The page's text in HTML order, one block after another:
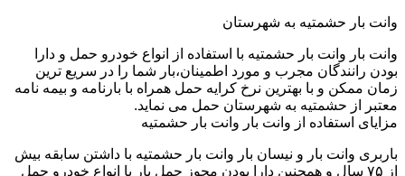
وانت بار حشمتیه به شهرستان
وانت بار وانت بار حشمتیه با استفاده از انواع خودرو حمل و دارا
بودن رانندگان مجرب و مورد اطمینان،بار شما را در سریع ترین
زمان ممکن و با بهترین نرخ کرایه حمل همراه با بارنامه و بیمه نامه
معتبر از حشمتیه به شهرستان حمل می نماید.
مزایای استفاده از وانت بار وانت بار حشمتیه
باربری وانت بار و نیسان بار وانت بار حشمتیه با داشتن سابقه بیش
از ۷۵ سال و همچنین دارا بودن مجوز حمل بار با انواع خودرو حمل